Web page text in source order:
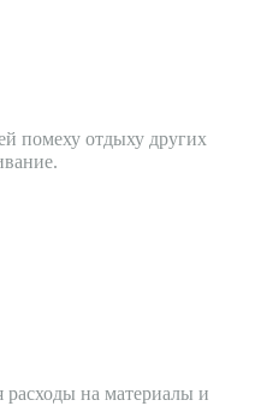
помеху отдыху других
расходы на материалы и